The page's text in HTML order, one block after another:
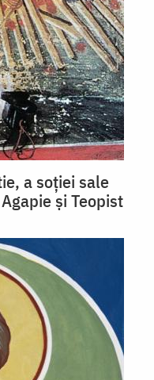
a soției sale
și Teopist